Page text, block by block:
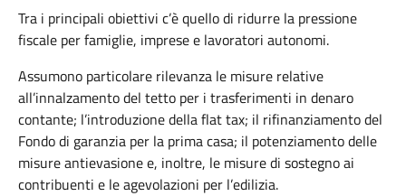
Tra i principali obiettivi c’è quello di ridurre la pressione
fiscale per famiglie, imprese e lavoratori autonomi.
Assumono particolare rilevanza le misure relative
all’innalzamento del tetto per i trasferimenti in denaro
contante; l’introduzione della flat tax; il rifinanziamento del
Fondo di garanzia per la prima casa; il potenziamento delle
misure antievasione e, inoltre, le misure di sostegno ai
contribuenti e le agevolazioni per l’edilizia.